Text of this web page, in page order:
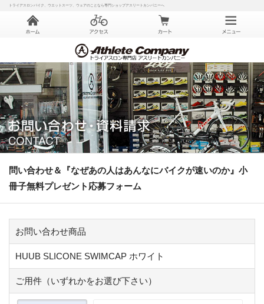
トライアスロンバイク、ウエットスーツ、ウェアのことなら専門ショップアスリートカンパニーへ
問い合わせ＆『なぜあの人はあんなにバイクが速いのか』小
冊子無料プレゼント応募フォーム
お問い合わせ商品
HUUB SLICONE SWIMCAP ホワイト
ご用件（いずれかをお選び下さい）